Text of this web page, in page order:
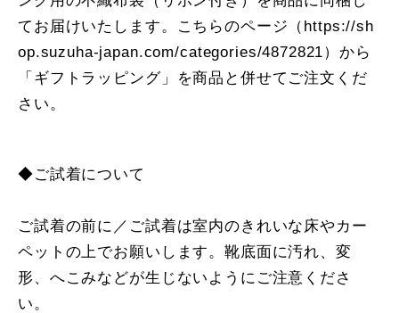
てお届けいたします。こちらのページ（ https://sh
op.suzuha-japan.com/categories/4872821）から
「ギフトラッピング」を商品と併せてご注文くだ
さい。
◆ご試着について
ご試着の前に／ご試着は室内のきれいな床やカー
ペットの上でお願いします。靴底面に汚れ、変
形、へこみなどが生じないようにご注意くださ
い。